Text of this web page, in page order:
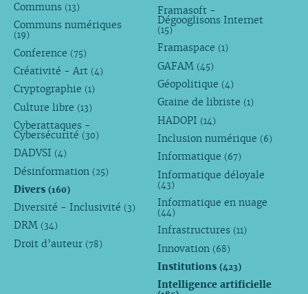
Communs (13)
Communs numériques
(19)
Conference (75)
Créativité - Art (4)
Cryptographie (1)
Culture libre (13)
Cyberattaques -
Cybersécurité (30)
DADVSI (4)
Désinformation (25)
Divers (160)
Diversité - Inclusivité (3)
DRM (34)
Droit d’auteur (78)
Framasoft -
Dégooglisons Internet
(15)
Framaspace (1)
GAFAM (45)
Géopolitique (4)
Graine de libriste (1)
HADOPI (14)
Inclusion numérique (6)
Informatique (67)
Informatique déloyale
(43)
Informatique en nuage
(44)
Infrastructures (11)
Innovation (68)
Institutions(423)
Intelligence artificielle